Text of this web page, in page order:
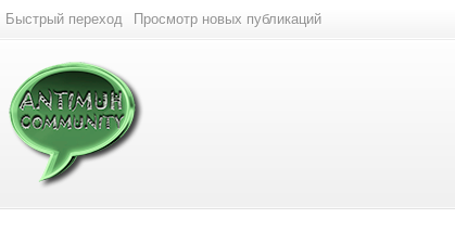
Быстрый переход Просмотр новых публикаций